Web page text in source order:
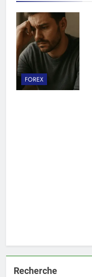
FOREX
Recherche